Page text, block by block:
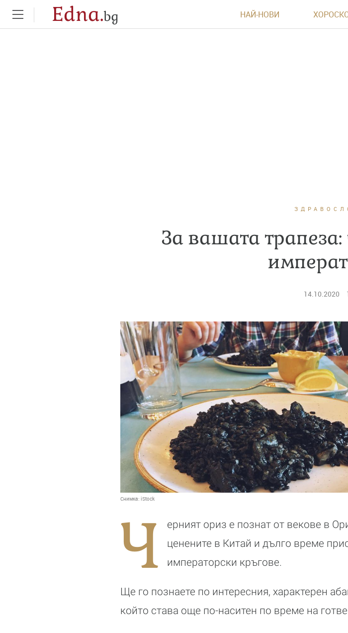
Edna.bg НАЙ-НОВИ
За вашата
14.10.2020
Снимка: iStock
Ч
ерният ориз е познат от векове в
ценените в Китай и дълго време
императорски кръгове.
Ще го познаете по интересния, характерен
който става още по-наситен по време на